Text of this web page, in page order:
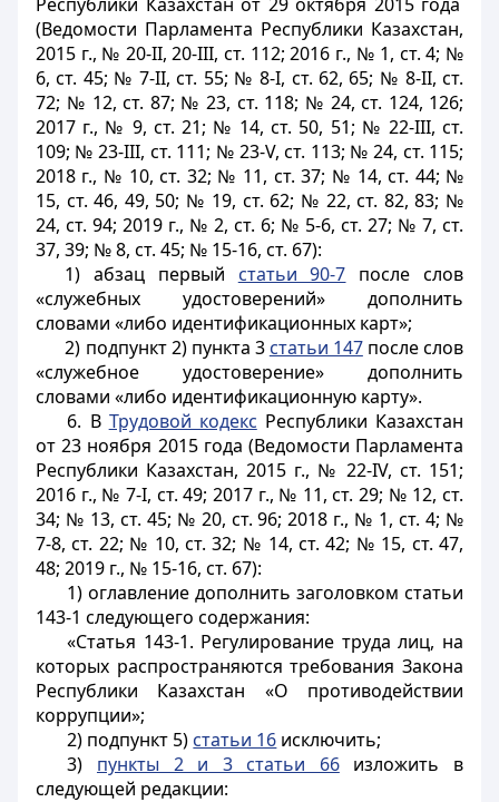
(Ведомости Парламента Республики Казахстан,
2015 г., № 20-II, 20-III, ст. 112; 2016 г., № 1, ст. 4; №
6, ст. 45; № 7-II, ст. 55; № 8-I, ст. 62, 65; № 8-II, ст.
72; № 12, ст. 87; № 23, ст. 118; № 24, ст. 124, 126;
2017 г., № 9, ст. 21; № 14, ст. 50, 51; № 22-III, ст.
109; № 23-III, ст. 111; № 23-V, ст. 113; № 24, ст. 115;
2018 г., № 10, ст. 32; № 11, ст. 37; № 14, ст. 44; №
15, ст. 46, 49, 50; № 19, ст. 62; № 22, ст. 82, 83; №
24, ст. 94; 2019 г., № 2, ст. 6; № 5-6, ст. 27; № 7, ст.
37, 39; № 8, ст. 45; № 15-16, ст. 67):
1) абзац первый статьи 90-7 после слов
«служебных удостоверений» дополнить
словами «либо идентификационных карт»;
2) подпункт 2) пункта 3 статьи 147после слов
«служебное удостоверение» дополнить
словами «либо идентификационную карту».
6. В Трудовой кодекс Республики Казахстан
от 23 ноября 2015 года (Ведомости Парламента
Республики Казахстан, 2015 г., № 22-IV, ст. 151;
2016 г., № 7-I, ст. 49; 2017 г., № 11, ст. 29; № 12, ст.
34; № 13, ст. 45; № 20, ст. 96; 2018 г., № 1, ст. 4; №
7-8, ст. 22; № 10, ст. 32; № 14, ст. 42; № 15, ст. 47,
48; 2019 г., № 15-16, ст. 67):
1) оглавление дополнить заголовком статьи
143-1 следующего содержания:
«Статья 143-1. Регулирование труда лиц, на
которых распространяются требования Закона
Республики Казахстан «О противодействии
коррупции»;
2) подпункт 5) статьи 16 исключить;
3) пункты 2 и 3 статьи 66изложить в
следующей редакции: